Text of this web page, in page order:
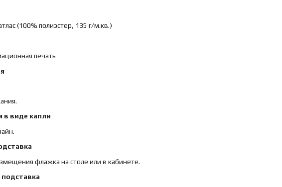
(100% полиэстер, 135 г/м.кв.)
печать
в виде капли
флажка на столе или в кабинете.